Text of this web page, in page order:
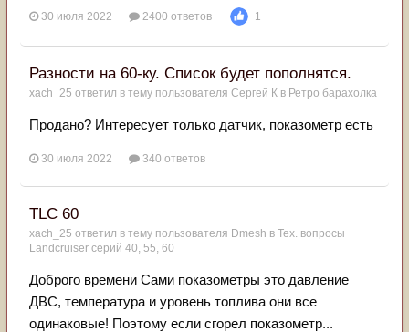
30 июля 2022 2400 ответов 1
Разности на 60-ку. Список будет пополнятся.
xach_25 ответил в тему пользователя Сергей К в Ретро барахолка
Продано? Интересует только датчик, показометр есть
30 июля 2022 340 ответов
TLC 60
xach_25 ответил в тему пользователя Dmesh в Тех. вопросы
Landcruiser серий 40, 55, 60
Доброго времени Сами показометры это давление
ДВС, температура и уровень топлива они все
одинаковые! Поэтому если сгорел показометр...